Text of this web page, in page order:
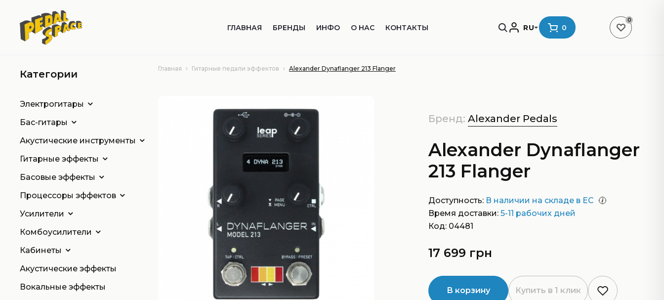
ГЛАВНАЯ БРЕНДЫ ИНФО О НАС КОНТАКТЫ RU 0
0
Главная Гитарные педали эффектов Alexander Dynaflanger 213 Flanger
Бренд: Alexander Pedals
Alexander Dynaflanger
213 Flanger
Доступность: В наличии на складе в ЕС
Время доставки: 5-11 рабочих дней
Код: 04481
17 699 грн
В корзину Купить в 1 клик
Категории
Электрогитары
Бас-гитары
Акустические инструменты
Гитарные эффекты
Басовые эффекты
Процессоры эффектов
Усилители
Комбоусилители
Кабинеты
Акустические эффекты
Вокальные эффекты